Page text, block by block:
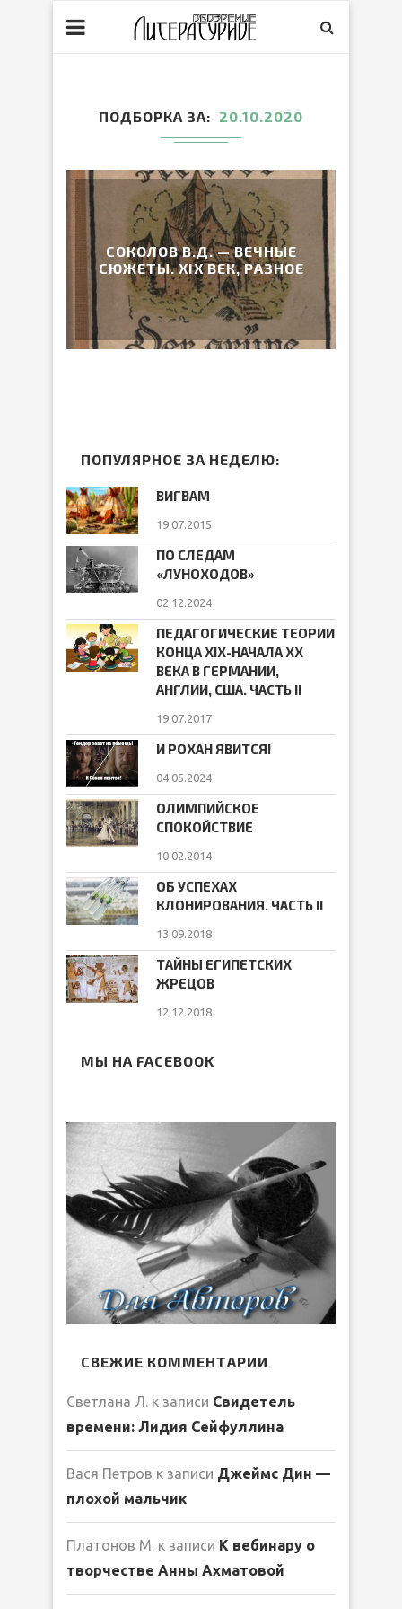
ПОДБОРКА ЗА 20.10.2020
СОКОЛОВ В.Д. — ВЕЧНЫЕ
СЮЖЕТЫ. XIX ВЕК, РАЗНОЕ
ПОПУЛЯРНОЕ ЗА НЕДЕЛЮ:
ВИГВАМ
19.07.2015
ПО СЛЕДАМ
«ЛУНОХОДОВ»
02.12.2024
ПЕДАГОГИЧЕСКИЕ ТЕОРИИ
КОНЦА ХIХ-НАЧАЛА ХХ
ВЕКА В ГЕРМАНИИ,
АНГЛИИ, США. ЧАСТЬ II
19.07.2017
И РОХАН ЯВИТСЯ!
04.05.2024
ОЛИМПИЙСКОЕ
СПОКОЙСТВИЕ
10.02.2014
ОБ УСПЕХАХ
КЛОНИРОВАНИЯ. ЧАСТЬ II
13.09.2018
ТАЙНЫ ЕГИПЕТСКИХ
ЖРЕЦОВ
12.12.2018
МЫ НА FACEBOOK
СВЕЖИЕ КОММЕНТАРИИ
Светлана Л. к записи Свидетель
времени: Лидия Сейфуллина
Вася Петров к записи Джеймс Дин —
плохой мальчик
Платонов М. к записи К вебинару о
творчестве Анны Ахматовой